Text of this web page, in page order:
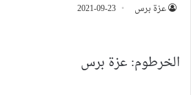
عزة برس 2021-09-23
الخرطوم: عزة برس